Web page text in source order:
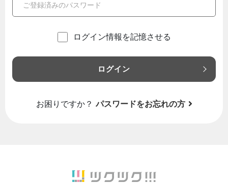
ログイン情報を記憶させる
ログイン
お困りですか？ パスワードをお忘れの方